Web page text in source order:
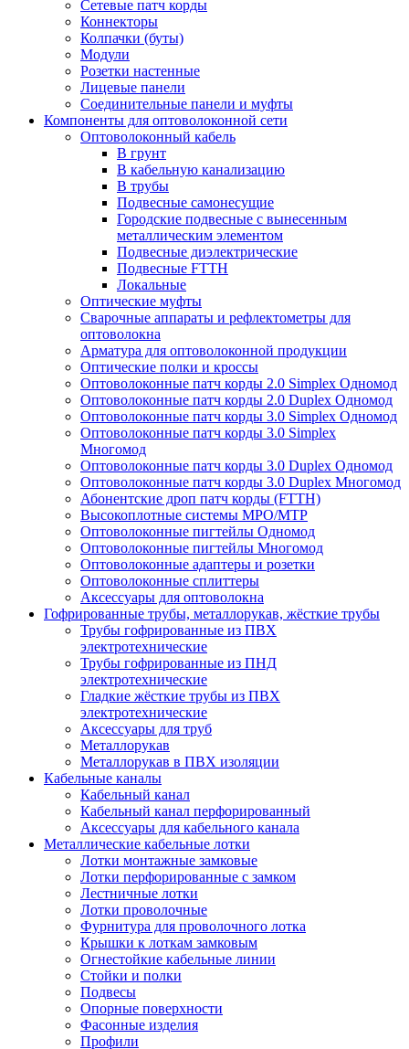
Сетевые патч корды
Коннекторы
Колпачки (буты)
Модули
Розетки настенные
Лицевые панели
Соединительные панели и муфты
Компоненты для оптоволоконной сети
Оптоволоконный кабель
В грунт
В кабельную канализацию
В трубы
Подвесные самонесущие
Городские подвесные с вынесенным
металлическим элементом
Подвесные диэлектрические
Подвесные FTTH
Локальные
Оптические муфты
Сварочные аппараты и рефлектометры для
оптоволокна
Арматура для оптоволоконной продукции
Оптические полки и кроссы
Оптоволоконные патч корды 2.0 Simplex Одномод
Оптоволоконные патч корды 2.0 Duplex Одномод
Оптоволоконные патч корды 3.0 Simplex Одномод
Оптоволоконные патч корды 3.0 Simplex
Многомод
Оптоволоконные патч корды 3.0 Duplex Одномод
Оптоволоконные патч корды 3.0 Duplex Многомод
Абонентские дроп патч корды (FTTH)
Высокоплотные системы MPO/MTP
Оптоволоконные пигтейлы Одномод
Оптоволоконные пигтейлы Многомод
Оптоволоконные адаптеры и розетки
Оптоволоконные сплиттеры
Аксессуары для оптоволокна
Гофрированные трубы, металлорукав, жёсткие трубы
Трубы гофрированные из ПВХ
электротехнические
Трубы гофрированные из ПНД
электротехнические
Гладкие жёсткие трубы из ПВХ
электротехнические
Аксессуары для труб
Металлорукав
Металлорукав в ПВХ изоляции
Кабельные каналы
Кабельный канал
Кабельный канал перфорированный
Аксессуары для кабельного канала
Металлические кабельные лотки
Лотки монтажные замковые
Лотки перфорированные с замком
Лестничные лотки
Лотки проволочные
Фурнитура для проволочного лотка
Крышки к лоткам замковым
Огнестойкие кабельные линии
Стойки и полки
Подвесы
Опорные поверхности
Фасонные изделия
Профили